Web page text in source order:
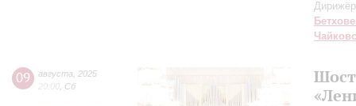
09 августа
2025
20:00 Сб